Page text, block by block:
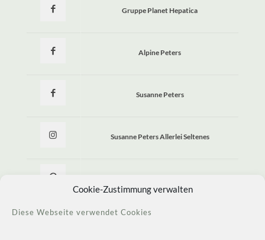
Cookie-Zustimmung verwalten
Diese Webseite verwendet Cookies
Gruppe Planet Hepatica
Alpine Peters
Susanne Peters
Susanne Peters Allerlei Seltenes